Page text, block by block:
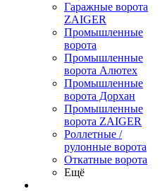
Гаражные ворота
ZAIGER
Промышленные
ворота
Промышленные
ворота Алютех
Промышленные
ворота Дорхан
Промышленные
ворота ZAIGER
Роллетные /
рулонные ворота
Откатные ворота
Ещё